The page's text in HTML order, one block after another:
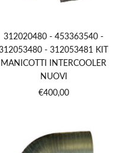
312020480 - 453363540 -
- 312053481 KIT
MANICOTTI INTERCOOLER
NUOVI
Prezzo
€400,00